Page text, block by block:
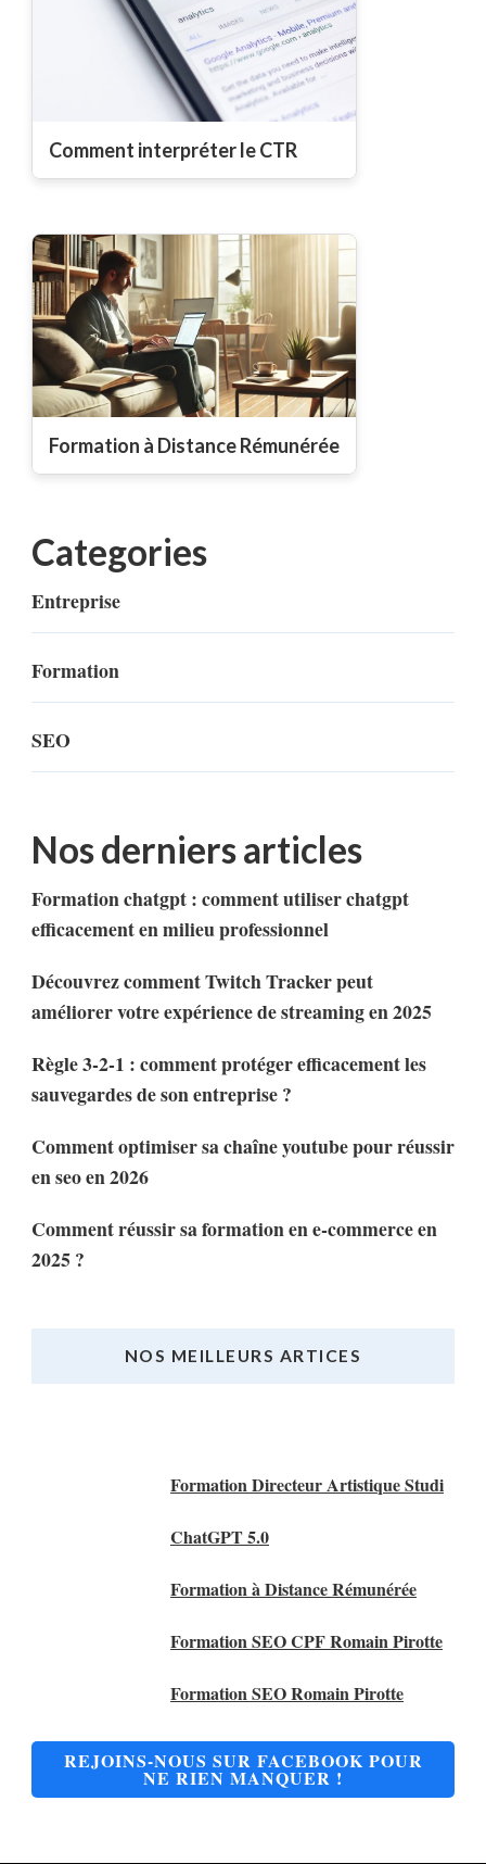
Comment interpréter le CTR
Formation à Distance Rémunérée
Categories
Entreprise
Formation
SEO
Nos derniers articles
Formation chatgpt : comment utiliser chatgpt
efficacement en milieu professionnel
Découvrez comment Twitch Tracker peut
améliorer votre expérience de streaming en 2025
Règle 3-2-1 : comment protéger efficacement les
sauvegardes de son entreprise ?
Comment optimiser sa chaîne youtube pour réussir
en seo en 2026
Comment réussir sa formation en e-commerce en
2025 ?
NOS MEILLEURS ARTICES
Formation Directeur Artistique Studi
ChatGPT 5.0
Formation à Distance Rémunérée
Formation SEO CPF Romain Pirotte
Formation SEO Romain Pirotte
REJOINS-NOUS SUR FACEBOOK POUR
NE RIEN MANQUER !